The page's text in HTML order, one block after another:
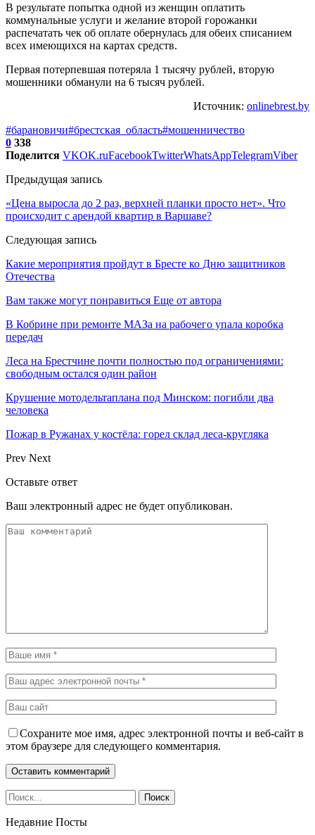
В результате попытка одной из женщин оплатить
коммунальные услуги и желание второй горожанки
распечатать чек об оплате обернулась для обеих списанием
всех имеющихся на картах средств.
Первая потерпевшая потеряла 1 тысячу рублей, вторую
мошенники обманули на 6 тысяч рублей.
Источник: onlinebrest.by
#барановичи#брестская_область#мошенничество
0 338
Поделится VKOK.ruFacebookTwitterWhatsAppTelegramViber
Предыдущая запись
«Цена выросла до 2 раз, верхней планки просто нет». Что
происходит с арендой квартир в Варшаве?
Следующая запись
Какие мероприятия пройдут в Бресте ко Дню защитников
Отечества
Вам также могут понравиться Еще от автора
В Кобрине при ремонте МАЗа на рабочего упала коробка
передач
Леса на Брестчине почти полностью под ограничениями:
свободным остался один район
Крушение мотодельтаплана под Минском: погибли два
человека
Пожар в Ружанах у костёла: горел склад леса-кругляка
Prev Next
Оставьте ответ
Ваш электронный адрес не будет опубликован.
Сохраните мое имя, адрес электронной почты и веб-сайт в
этом браузере для следующего комментария.
Недавние Посты